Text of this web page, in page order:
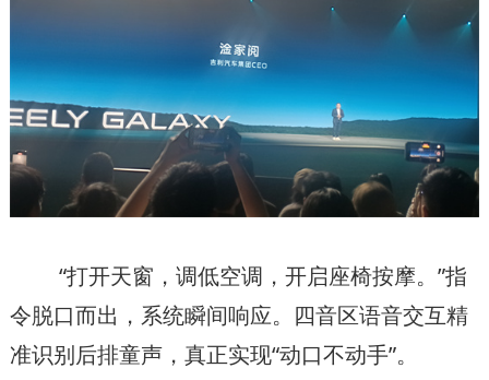
“打开天窗，调低空调，开启座椅按摩。”指
令脱口而出，系统瞬间响应。四音区语音交互精
准识别后排童声，真正实现“动口不动手”。